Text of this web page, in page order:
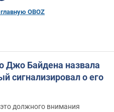
OBOZ
Джо Байдена назвала
сигнализировал о его
должного внимания